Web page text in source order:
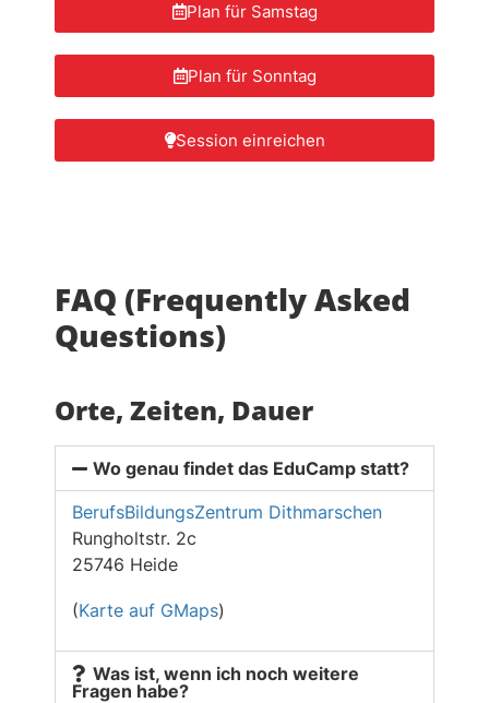
Plan für Samstag
Plan für Sonntag
Session einreichen
FAQ (Frequently Asked
Questions)
Orte, Zeiten, Dauer
Wo genau findet das EduCamp statt?
BerufsBildungsZentrum Dithmarschen
Rungholtstr. 2c
25746 Heide
(Karte auf GMaps)
Was ist, wenn ich noch weitere
Fragen habe?